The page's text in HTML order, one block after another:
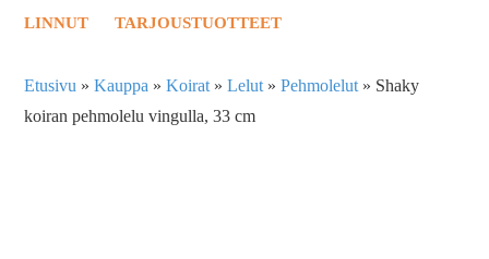
LINNUT TARJOUSTUOTTEET
Etusivu »Kauppa »Koirat »Lelut »Pehmolelut » Shaky
koiran pehmolelu vingulla, 33 cm